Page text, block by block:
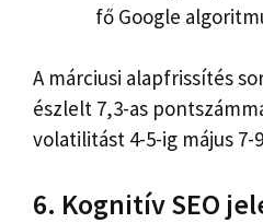
fő Google
A márciusi alapfrissítés
észlelt 7,3-as
volatilitást 4-5-ig május 7-
6. Kognitív SEO